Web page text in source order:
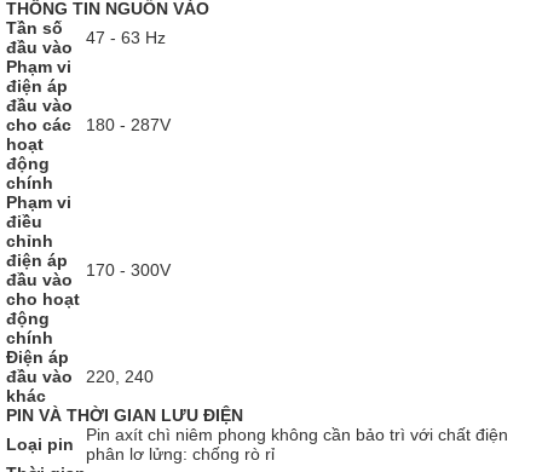
THÔNG TIN NGUỒN VÀO
Tần số
đầu vào
47 - 63 Hz
Phạm vi
điện áp
đầu vào
cho các
hoạt
động
chính
180 - 287V
Phạm vi
điều
chỉnh
điện áp
đầu vào
cho hoạt
động
chính
170 - 300V
Điện áp
đầu vào
khác
220, 240
PIN VÀ THỜI GIAN LƯU ĐIỆN
Loại pin
Pin axít chì niêm phong không cần bảo trì với chất điện
phân lơ lửng: chống rò rỉ